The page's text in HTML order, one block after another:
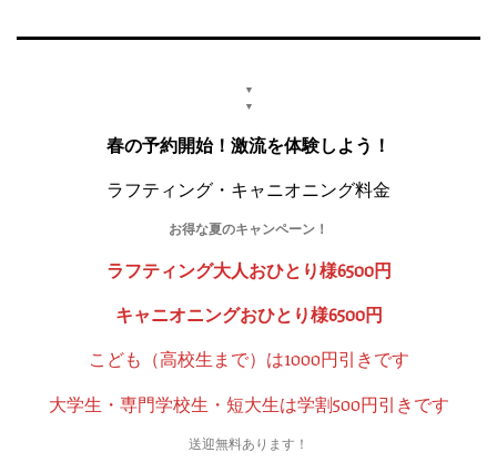
▼
▼
春の予約開始！激流を体験しよう！
ラフティング・キャニオニング料金
お得な夏のキャンペーン！
ラフティング大人おひとり様6500円
キャニオニングおひとり様6500円
こども（高校生まで）は1000円引きです
大学生・専門学校生・短大生は学割500円引きです
送迎無料あります！